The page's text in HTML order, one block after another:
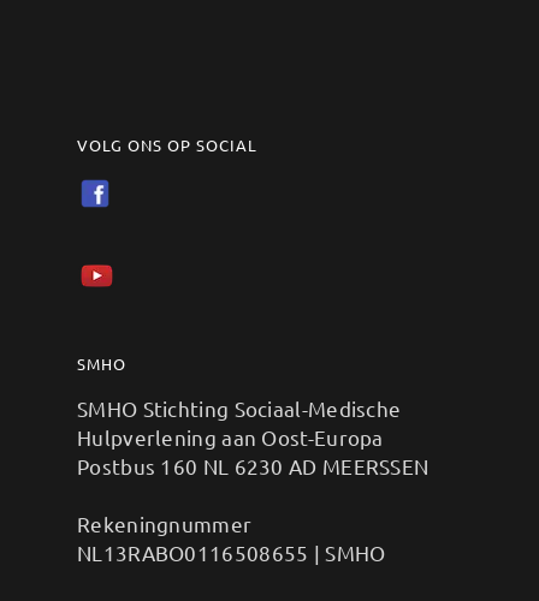
VOLG ONS OP SOCIAL
SMHO
SMHO Stichting Sociaal-Medische
Hulpverlening aan Oost-Europa
Postbus 160 NL 6230 AD MEERSSEN
Rekeningnummer
NL13RABO0116508655 | SMHO